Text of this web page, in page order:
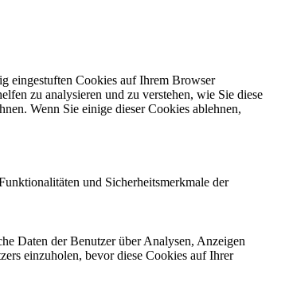
eingestuften Cookies auf Ihrem Browser
zu analysieren und zu verstehen, wie Sie diese
Wenn Sie einige dieser Cookies ablehnen,
und Sicherheitsmerkmale der
Daten der Benutzer über Analysen, Anzeigen
einzuholen, bevor diese Cookies auf Ihrer